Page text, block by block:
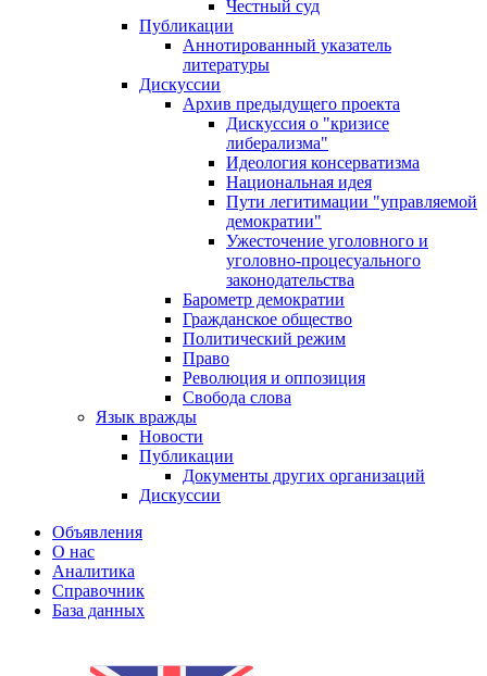
Честный суд
Публикации
Аннотированный указатель
литературы
Дискуссии
Архив предыдущего проекта
Дискуссия о "кризисе
либерализма"
Идеология консерватизма
Национальная идея
Пути легитимации "управляемой
демократии"
Ужесточение уголовного и
уголовно-процесуального
законодательства
Барометр демократии
Гражданское общество
Политический режим
Право
Революция и оппозиция
Свобода слова
Язык вражды
Новости
Публикации
Документы других организаций
Дискуссии
Объявления
О нас
Аналитика
Справочник
База данных